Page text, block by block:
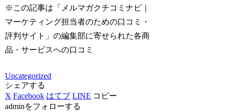
※この記事は「メルマガクチコミナビ｜
マーケティング担当者のための口コミ・
評判サイト」の編集部に寄せられた各商
品・サービスへの口コミ
Uncategorized
シェアする
X Facebook はてブ LINE コピー
adminをフォローする